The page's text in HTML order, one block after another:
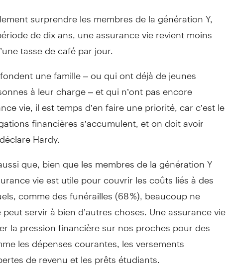
surprendre les membres de la génération Y,
de dix ans, une assurance vie revient moins
tasse de café par jour.
une famille – ou qui ont déjà de jeunes
à leur charge – et qui n’ont pas encore
vie, il est temps d’en faire une priorité, car c’est le
financières s’accumulent, et on doit avoir
Hardy.
que, bien que les membres de la génération Y
vie est utile pour couvrir les coûts liés à des
comme des funérailles (68 %), beaucoup ne
servir à bien d’autres choses. Une assurance vie
la pression financière sur nos proches pour des
les dépenses courantes, les versements
de revenu et les prêts étudiants.